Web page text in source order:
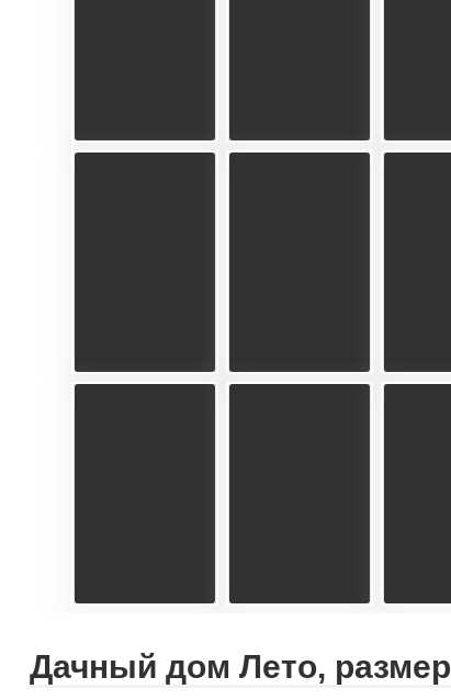
Дачный дом Лето,